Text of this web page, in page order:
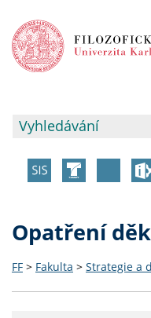
Opatření
FF > Fakulta > Strategie a